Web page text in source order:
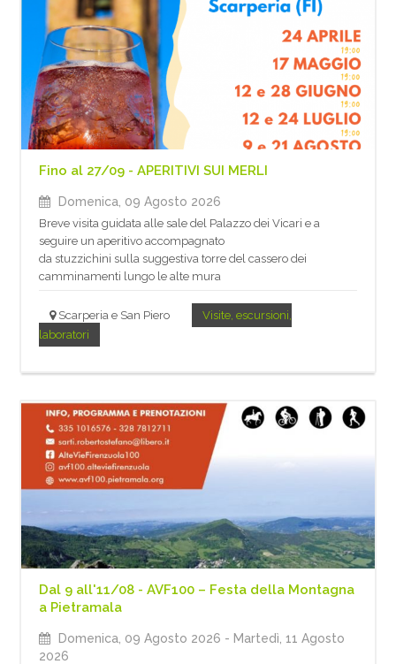
Fino al 27/09 - APERITIVI SUI MERLI
Domenica, 09 Agosto 2026
Breve visita guidata alle sale del Palazzo dei Vicari e a
seguire un aperitivo accompagnato
da stuzzichini sulla suggestiva torre del cassero dei
camminamenti lungo le alte mura
Scarperia e San Piero
Visite, escursioni,
laboratori
Dal 9 all'11/08 - AVF100 – Festa della Montagna
a Pietramala
Domenica, 09 Agosto 2026 - Martedì, 11 Agosto
2026